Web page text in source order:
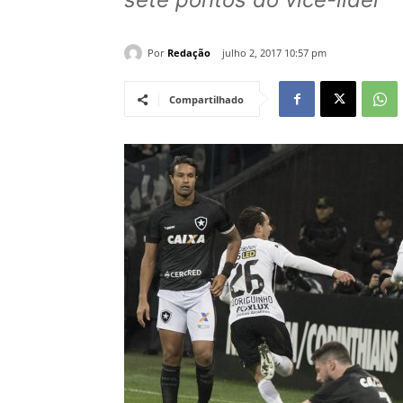
Por Redação julho 2, 2017 10:57 pm
Compartilhado